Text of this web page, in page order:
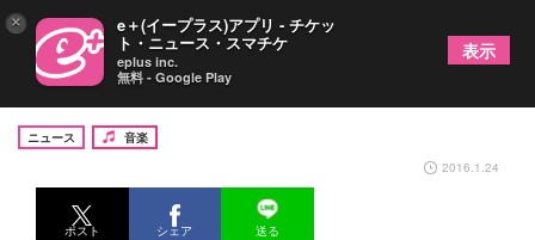
さめざめ初のライブDVD、1日限定でリリース
ニュース
音楽
2016.1.24
ポスト シェア 送る
× e＋(イープラス)アプリ - チケッ
ト・ニュース・スマチケ
eplus inc.
無料 - Google Play
表示